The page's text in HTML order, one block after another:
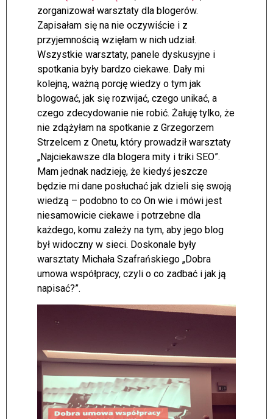
zorganizował warsztaty dla blogerów.
Zapisałam się na nie oczywiście i z
przyjemnością wzięłam w nich udział.
Wszystkie warsztaty, panele dyskusyjne i
spotkania były bardzo ciekawe. Dały mi
kolejną, ważną porcję wiedzy o tym jak
blogować, jak się rozwijać, czego unikać, a
czego zdecydowanie nie robić. Żałuję tylko, że
nie zdążyłam na spotkanie z Grzegorzem
Strzelcem z Onetu, który prowadził warsztaty
„Najciekawsze dla blogera mity i triki SEO”.
Mam jednak nadzieję, że kiedyś jeszcze
będzie mi dane posłuchać jak dzieli się swoją
wiedzą – podobno to co On wie i mówi jest
niesamowicie ciekawe i potrzebne dla
każdego, komu zależy na tym, aby jego blog
był widoczny w sieci. Doskonale były
warsztaty Michała Szafrańskiego „Dobra
umowa współpracy, czyli o co zadbać i jak ją
napisać?”.